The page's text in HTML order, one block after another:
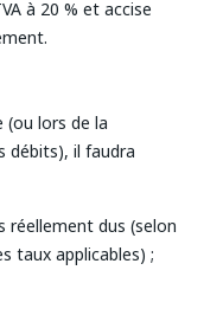
à 20 % et accise
lors de la
débits), il faudra
dus (selon
taux applicables) ;